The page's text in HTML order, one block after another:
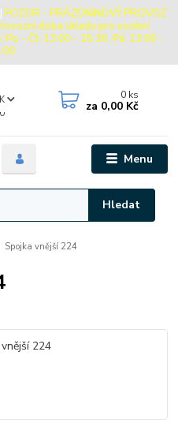
| POZOR - PRÁZDNINOVÝ PROVOZ
doba skladu pro osobní
- Čt: 13:00 - 15:30, Pá: 13:00 -
Menu
Hledat
0 ks
za 0,00 Kč
Spojka vnější 224